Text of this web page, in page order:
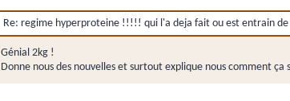
Re: regime hyperproteine !!!!! qui l'a deja fait ou est entrain
Génial 2kg !
Donne nous des nouvelles et surtout explique nous comment ça